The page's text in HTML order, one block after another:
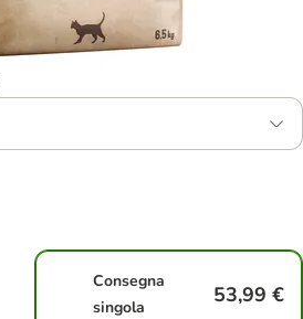
Consegna
singola
53,99 €